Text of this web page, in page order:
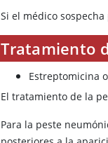
Si el médico
Tratamiento
Estreptomicina
El tratamiento de la
Para la peste